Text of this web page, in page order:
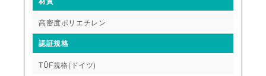
高密度ポリエチレン
認証規格
TÜF規格(ドイツ)